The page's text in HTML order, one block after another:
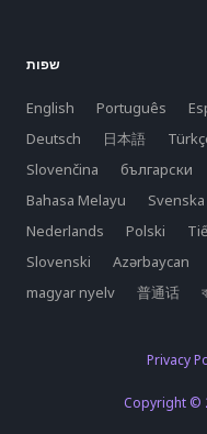
שפות
English Português
Deutsch
日本語
Slovenčina
български
Bahasa Melayu
Svenska
Nederlands
Polski
Slovenski
Azərbaycan
magyar nyelv
普通话
Privacy
Copyright ©